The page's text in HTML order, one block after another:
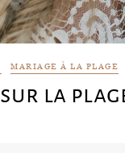
MARIAGE À LA PLAGE
la